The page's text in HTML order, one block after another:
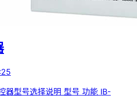
器型号选择说明 型号 功能 IB-